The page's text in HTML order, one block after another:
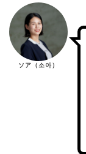
ソア（소아）